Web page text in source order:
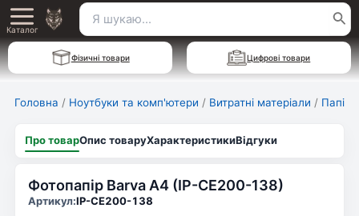
Перейти
до
вмісту
Main
Menu
Каталог
Пошук
для:
Фізичні товари Цифрові товари
Головна / Ноутбуки та комп'ютери / Витратні матеріали / Папір
Про товарОпис товаруХарактеристикиВідгуки
Фотопапір Barva A4 (IP-CE200-138)
Артикул:IP-CE200-138